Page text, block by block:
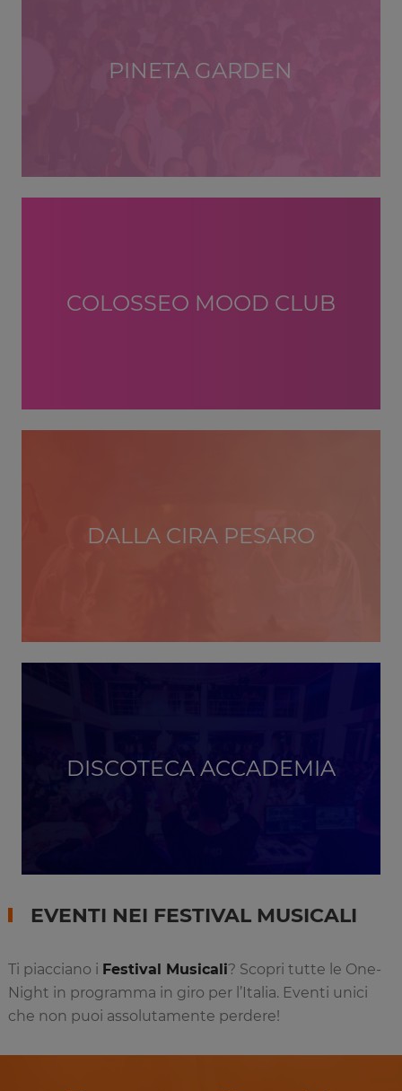
PINETA GARDEN
COLOSSEO MOOD CLUB
DALLA CIRA PESARO
DISCOTECA ACCADEMIA
EVENTI NEI FESTIVAL MUSICALI
Ti piacciano i Festival Musicali? Scopri tutte le One-
Night in programma in giro per l’Italia. Eventi unici
che non puoi assolutamente perdere!